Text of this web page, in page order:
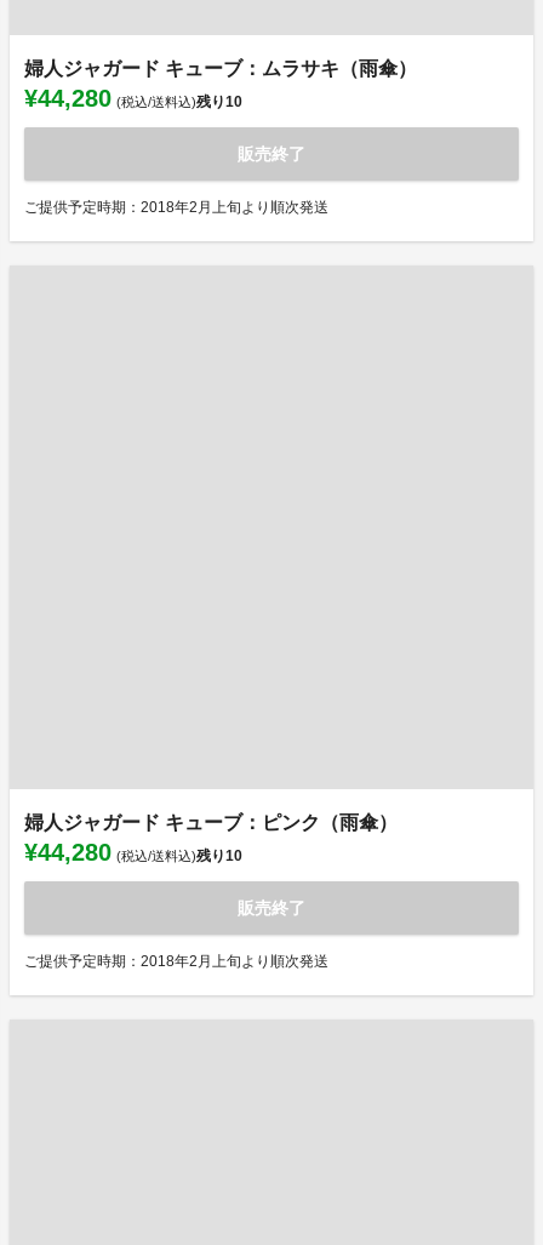
婦人ジャガード キューブ：ムラサキ（雨傘）
¥44,280 (税込/送料込)残り10
販売終了
ご提供予定時期：2018年2月上旬より順次発送
婦人ジャガード キューブ：ピンク（雨傘）
¥44,280 (税込/送料込)残り10
販売終了
ご提供予定時期：2018年2月上旬より順次発送